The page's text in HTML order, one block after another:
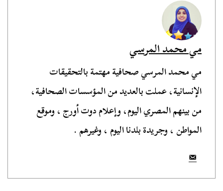
مي محمد المرسي
مي محمد المرسي صحافية مهتمة بالتحقيقات
الإنسانية، عملت بالعديد من المؤسسات الصحافية،
من بينهم المصري اليوم، وإعلام دوت أورج ، وموقع
المواطن ، وجريدة بلدنا اليوم ، وغيرهم .